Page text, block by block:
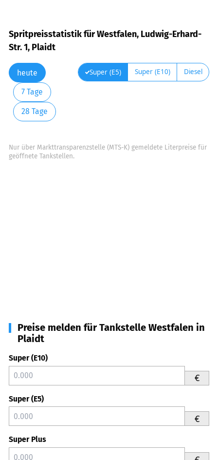
Spritpreisstatistik für Westfalen, Ludwig-Erhard-
Str. 1, Plaidt
heute
7 Tage
28 Tage
Super (E5) Super (E10) Diesel
Nur über Markttransparenzstelle (MTS-K) gemeldete Literpreise für
geöffnete Tankstellen.
Preise melden für Tankstelle Westfalen in
Plaidt
Super (E10)
€
Super (E5)
€
Super Plus